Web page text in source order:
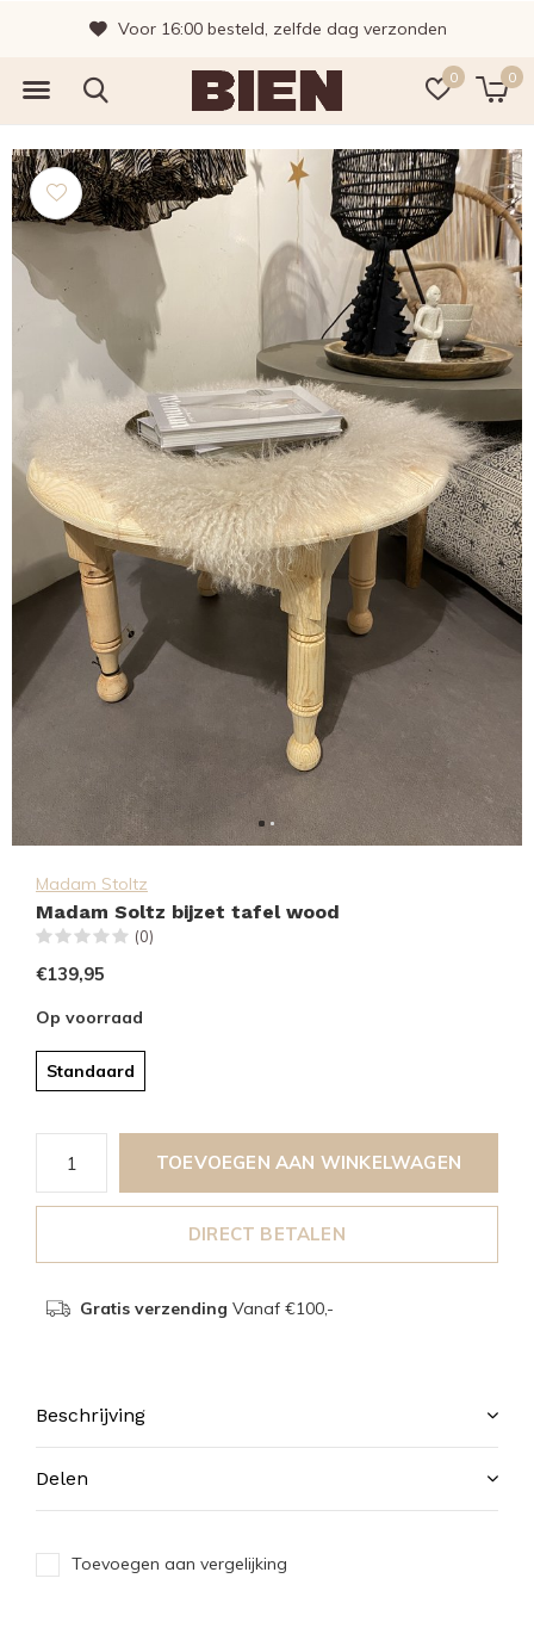
0 0
Voor 16:00 besteld, zelfde dag verzonden
Madam Stoltz
Madam Soltz bijzet tafel wood
(0)
€139,95
Op voorraad
Standaard
TOEVOEGEN AAN WINKELWAGEN
DIRECT BETALEN
Gratis verzending Vanaf €100,-
Beschrijving
Delen
Toevoegen aan vergelijking